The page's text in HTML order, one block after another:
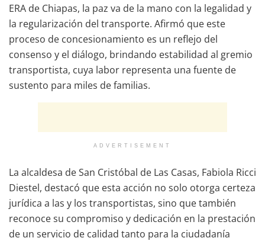
ERA de Chiapas, la paz va de la mano con la legalidad y
la regularización del transporte. Afirmó que este
proceso de concesionamiento es un reflejo del
consenso y el diálogo, brindando estabilidad al gremio
transportista, cuya labor representa una fuente de
sustento para miles de familias.
ADVERTISEMENT
La alcaldesa de San Cristóbal de Las Casas, Fabiola Ricci
Diestel, destacó que esta acción no solo otorga certeza
jurídica a las y los transportistas, sino que también
reconoce su compromiso y dedicación en la prestación
de un servicio de calidad tanto para la ciudadanía